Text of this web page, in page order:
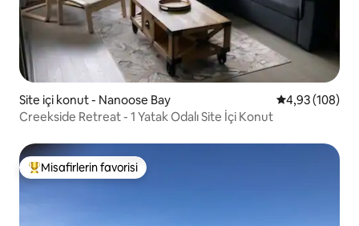
Site içi konut - Nanoose Bay 5 üzerinden
4,93 (108)
Creekside Retreat - 1 Yatak Odalı Site İçi Konut
Misafirlerin favorilerinden en beğenilenler arasında
Misafirlerin favorisi